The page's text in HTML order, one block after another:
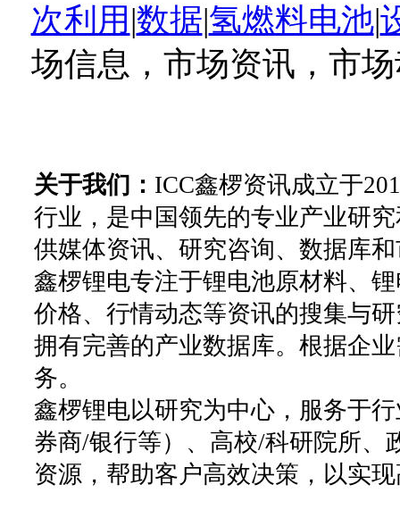
次利用|数据|氢燃料电池|
场信息，市场资讯，市
关于我们： ICC鑫椤资讯成立于
行业，是中国领先的专业产业研
供媒体资讯、研究咨询、数据库
鑫椤锂电专注于锂电池原材料、
价格、行情动态等资讯的搜集与
拥有完善的产业数据库。根据企
务。
鑫椤锂电以研究为中心，服务于
券商/银行等）、高校/科研院所、
资源，帮助客户高效决策，以实